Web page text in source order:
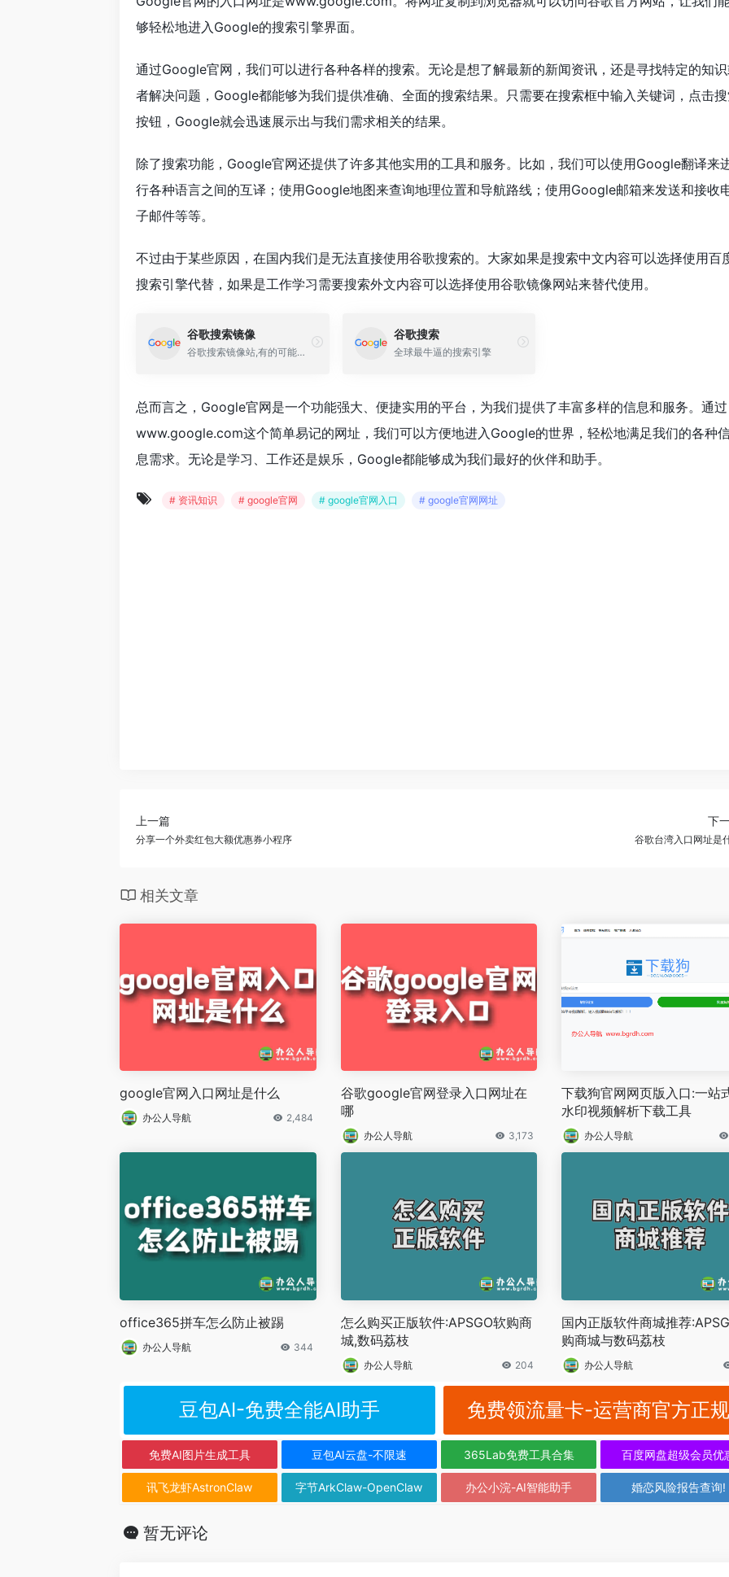
够轻松地进入Google的搜索引擎界面。
通过Google官网，我们可以进行各种各样的搜索。无论是想了解最新的新闻资讯，还是寻找特定的知
者解决问题，Google都能够为我们提供准确、全面的搜索结果。只需要在搜索框中输入关键词，点击
按钮，Google就会迅速展示出与我们需求相关的结果。
除了搜索功能，Google官网还提供了许多其他实用的工具和服务。比如，我们可以使用Google翻译来
行各种语言之间的互译；使用Google地图来查询地理位置和导航路线；使用Google邮箱来发送和接收
子邮件等等。
不过由于某些原因，在国内我们是无法直接使用谷歌搜索的。大家如果是搜索中文内容可以选择使用百
搜索引擎代替，如果是工作学习需要搜索外文内容可以选择使用谷歌镜像网站来替代使用。
谷歌搜索镜像
谷歌搜索镜像站,有的可能不稳定有时无法访问,大家在下方选择可用的访问即可。提示回车是换行的需要鼠标点击搜索按钮。
谷歌搜索
全球最牛逼的搜索引擎
总而言之，Google官网是一个功能强大、便捷实用的平台，为我们提供了丰富多样的信息和服务。通过
www.google.com这个简单易记的网址，我们可以方便地进入Google的世界，轻松地满足我们的各种
息需求。无论是学习、工作还是娱乐，Google都能够成为我们最好的伙伴和助手。
# 资讯知识 # google官网 # google官网入口 # google官网网址
上一篇
分享一个外卖红包大额优惠券小程序
下
谷歌台湾入口网址是
相关文章
google官网入口网址是什么
办公人导航 2,484
谷歌google官网登录入口网址在
哪
办公人导航 3,173
下载狗官网网页版入口:一站
水印视频解析下载工具
办公人导航
office365拼车怎么防止被踢
办公人导航 344
怎么购买正版软件:APSGO软购商
城,数码荔枝
办公人导航 204
国内正版软件商城推荐
购商城与数码荔枝
办公人导航
豆包AI-免费全能AI助手 免费领流量卡-运营商官方正规
免费AI图片生成工具 豆包AI云盘-不限速 365Lab免费工具合集 百度网盘超级会员优
讯飞龙虾AstronClaw 字节ArkClaw-OpenClaw 办公小浣-AI智能助手 婚恋风险报告查询!
暂无评论